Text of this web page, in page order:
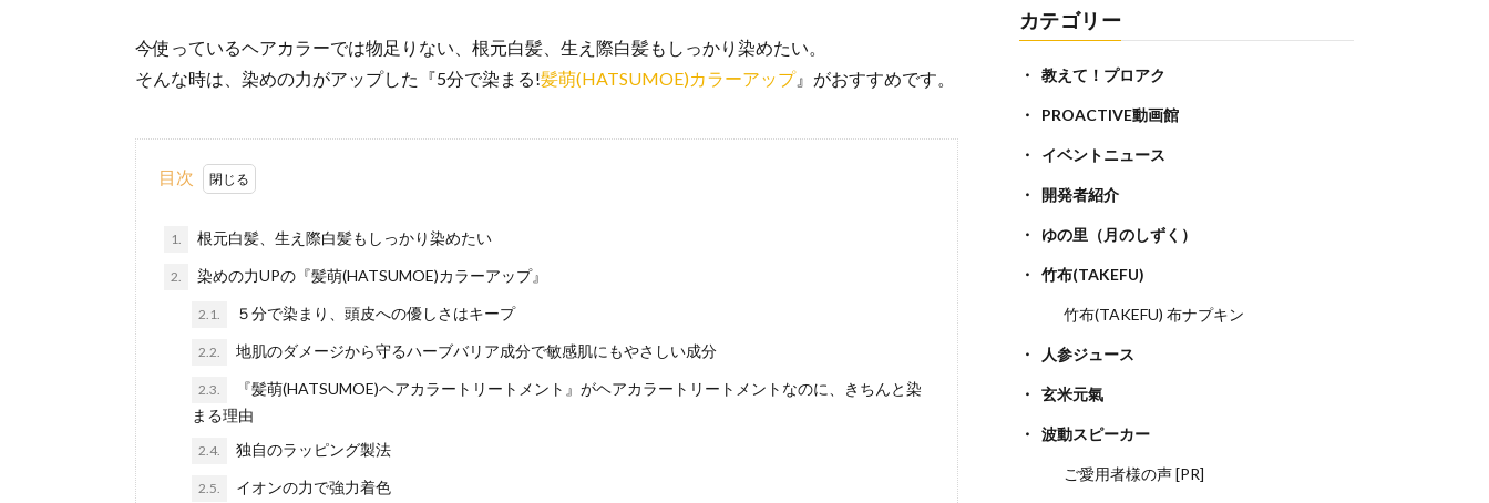
今使っているヘアカラーでは物足りない、根元白髪、生え際白髪もしっかり染めたい。
そんな時は、染めの力がアップした『5分で染まる!髪萌(HATSUMOE)カラーアップ』がおすすめです。
目次
1. 根元白髪、生え際白髪もしっかり染めたい
2. 染めの力UPの『髪萌(HATSUMOE)カラーアップ』
2.1. ５分で染まり、頭皮への優しさはキープ
2.2. 地肌のダメージから守るハーブバリア成分で敏感肌にもやさしい成分
2.3.
『髪萌(HATSUMOE)ヘアカラートリートメント』がヘアカラートリートメントなのに、きちんと染
まる理由
2.4. 独自のラッピング製法
2.5. イオンの力で強力着色
カテゴリー
教えて！プロアク
PROACTIVE動画館
イベントニュース
開発者紹介
ゆの里（月のしずく）
竹布(TAKEFU)
竹布(TAKEFU) 布ナプキン
人参ジュース
玄米元氣
波動スピーカー
ご愛用者様の声 [PR]